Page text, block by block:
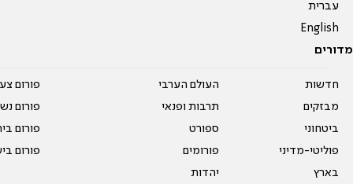
עברית
English
מדורים
חדשות
מבזקים
ביטחוני
פוליטי-מדיני
בארץ
העולם הערבי
תרבות ופנאי
ספורט
פורומים
יהדות
פורום
פורום
פורום
פורום